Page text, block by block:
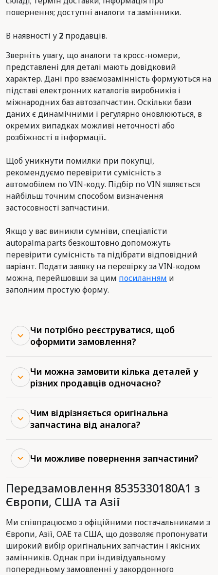
повернення; доступні аналоги та замінники.
В наявності у 2 продавців.
Зверніть увагу, що аналоги та кросс-номери,
представлені для деталі мають довідковий
характер. Дані про взаємозамінність формуються на
підставі електронних каталогів виробників і
міжнародних баз автозапчастин. Оскільки бази
даних є динамічними і регулярно оновлюються, в
окремих випадках можливі неточності або
розбіжності в інформації..
Щоб уникнути помилки при покупці,
рекомендуємо перевірити сумісність з
автомобілем по VIN-коду. Підбір по VIN являється
найбільш точним способом визначення
застосовності запчастини.
Якщо у вас виникли сумніви, спеціалісти
autopalma.parts безкоштовно допоможуть
перевірити сумісність та підібрати відповідний
варіант. Подати заявку на перевірку за VIN-кодом
можна, перейшовши за цим посиланням и
заполним простую форму.
Чи потрібно реєструватися, щоб
оформити замовлення?
Чи можна замовити кілька деталей у
різних продавців одночасно?
Чим відрізняється оригінальна
запчастина від аналога?
Чи можливе повернення запчастини?
Передзамовлення 8535330180A1 з
Європи, США та Азії
Ми співпрацюємо з офіційними постачальниками з
Європи, Азії, ОАЕ та США, що дозволяє пропонувати
широкий вибір оригінальних запчастин і якісних
замінників. Однак при індивідуальному
попередньому замовленні у закордонного